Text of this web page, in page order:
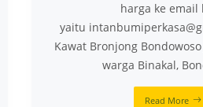
harga ke email
yaitu
Kawat Bronjong
warga Binakal,
Read More